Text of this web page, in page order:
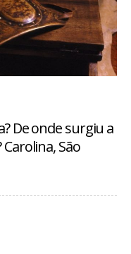
De onde surgiu a
São